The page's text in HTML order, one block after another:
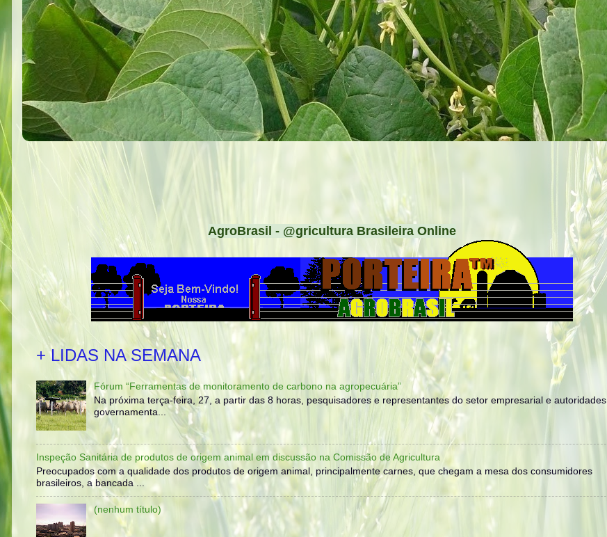
AgroBrasil - @gricultura Brasileira Online
+ LIDAS NA SEMANA
Fórum “Ferramentas de monitoramento de carbono na agropecuária”
Na próxima terça-feira, 27, a partir das 8 horas, pesquisadores e representantes do setor empresarial e autoridades
governamenta...
Inspeção Sanitária de produtos de origem animal em discussão na Comissão de Agricultura
Preocupados com a qualidade dos produtos de origem animal, principalmente carnes, que chegam a mesa dos consumidores
brasileiros, a bancada ...
(nenhum título)